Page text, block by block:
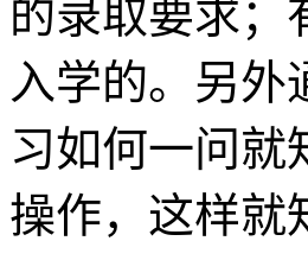
的录取要求；
入学的。另外
习如何一问就
操作，这样就